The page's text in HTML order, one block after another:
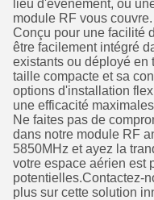
lieu d'événement, ou
module RF vous couvre.
Conçu pour une facilité
être facilement intégré
existants ou déployé en
taille compacte et sa
options d'installation
une efficacité
Ne faites pas de
dans notre module RF
5850MHz et ayez la
votre espace aérien est
potentielles.Contactez-
plus sur cette solution